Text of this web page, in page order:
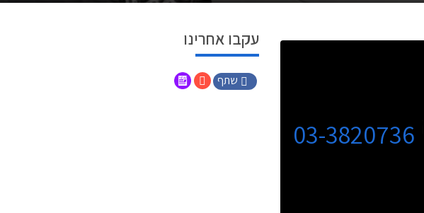
03-3820736
עקבו אחרינו
שתף